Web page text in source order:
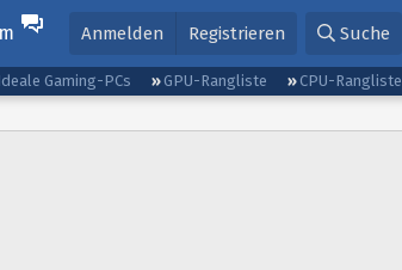
Anmelden Registrieren Suche
Gaming-PCs GPU-Rangliste
CPU-Rangliste